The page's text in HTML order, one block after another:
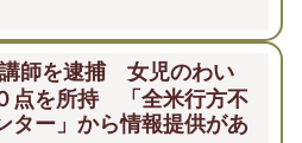
講師を逮捕 女児のわい
点を所持 「全米行方不
ター」から情報提供があ